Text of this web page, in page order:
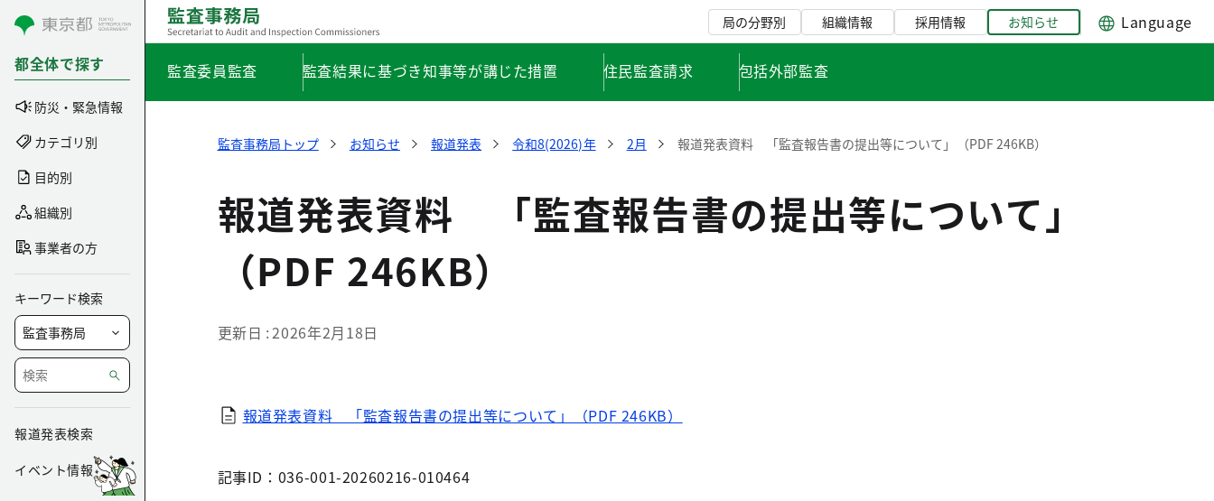
コンテンツにスキップ
都全体で探す
防災・緊急情報
カテゴリ別
目的別
組織別
事業者の方
キーワード検索
報道発表検索
イベント情報
局の分野別 組織情報 採用情報 お知らせ Language
監査委員監査 監査結果に基づき知事等が講じた措置 住民監査請求 包括外部監査
監査事務局トップ お知らせ 報道発表 令和8(2026)年 2月 報道発表資料 「監査報告書の提出等について」（PDF 246KB）
報道発表資料 「監査報告書の提出等について」
（PDF 246KB）
更新日 2026年2月18日
報道発表資料 「監査報告書の提出等について」（PDF 246KB）
記事ID：036-001-20260216-010464